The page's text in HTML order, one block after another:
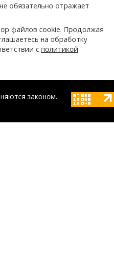
обязательно отражает
файлов cookie. Продолжая
на обработку
с политикой
законом.